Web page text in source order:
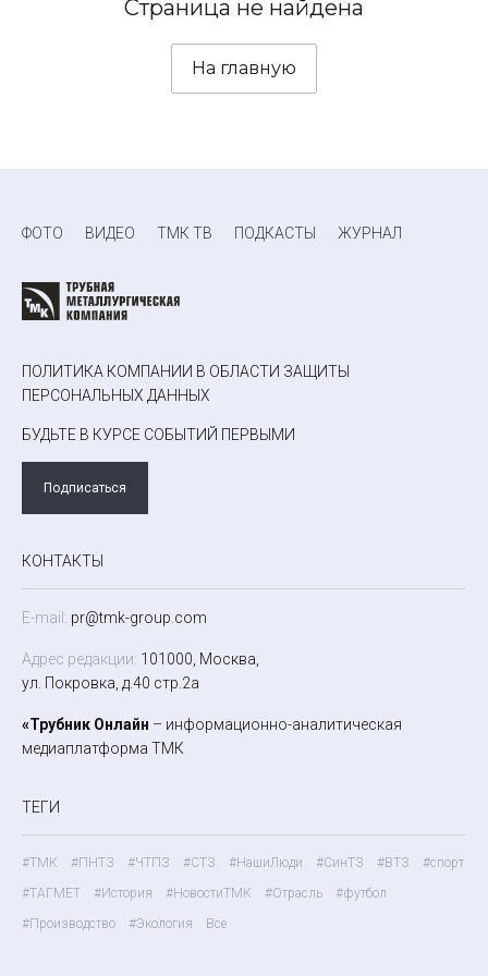
Страница не найдена
На главную
ФОТО ВИДЕО ТМК ТВ ПОДКАСТЫ ЖУРНАЛ
ПОЛИТИКА КОМПАНИИ В ОБЛАСТИ ЗАЩИТЫ
ПЕРСОНАЛЬНЫХ ДАННЫХ
БУДЬТЕ В КУРСЕ СОБЫТИЙ ПЕРВЫМИ
Подписаться
КОНТАКТЫ
E-mail: pr@tmk-group.com
Адрес редакции: 101000, Москва,
ул. Покровка, д.40 стр.2а
«Трубник Онлайн – информационно-аналитическая
медиаплатформа ТМК
ТЕГИ
#ТМК #ПНТЗ #ЧТПЗ #СТЗ #НашиЛюди #СинТЗ #ВТЗ
#спорт
#ТАГМЕТ
#История #НовостиТМК #Отрасль
#футбол
#Производство
#Экология Все